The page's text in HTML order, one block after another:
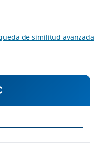
de similitud avanzada